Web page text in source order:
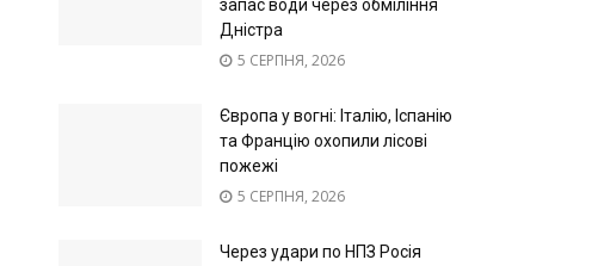
запас води через обміління
Дністра
5 СЕРПНЯ, 2026
Європа у вогні: Італію, Іспанію
та Францію охопили лісові
пожежі
5 СЕРПНЯ, 2026
Через удари по НПЗ Росія